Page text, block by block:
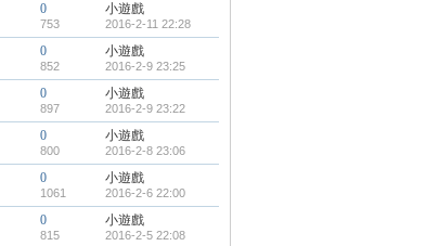
0
753
小遊戲
2016-2-11 22:28
0
852
小遊戲
2016-2-9 23:25
0
897
小遊戲
2016-2-9 23:22
0
800
小遊戲
2016-2-8 23:06
0
1061
小遊戲
2016-2-6 22:00
0
815
小遊戲
2016-2-5 22:08